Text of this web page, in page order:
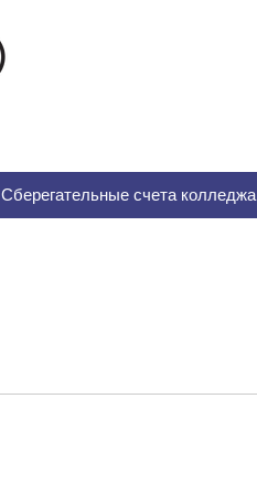
Сберегательные счета колледжа